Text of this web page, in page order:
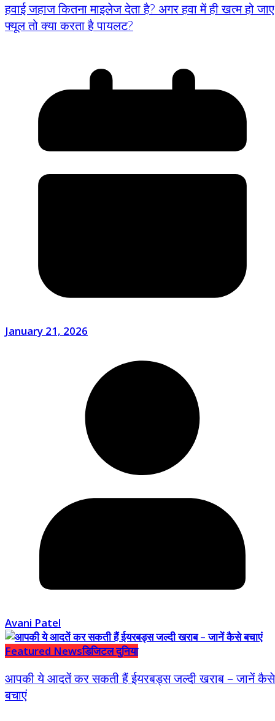
हवाई जहाज कितना माइलेज देता है? अगर हवा में ही खत्म हो जाए
फ्यूल तो क्या करता है पायलट?
January 21, 2026
Avani Patel
Featured Newsडिजिटल दुनिया
आपकी ये आदतें कर सकती हैं ईयरबड्स जल्दी खराब – जानें कैसे
बचाएं